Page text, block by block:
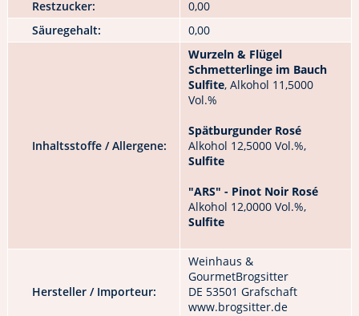
Restzucker:
0,00
Säuregehalt:
0,00
Inhaltsstoffe / Allergene:
Wurzeln & Flügel
Schmetterlinge im Bauch
Sulfite, Alkohol 11,5000
Vol.%
Spätburgunder Rosé
Alkohol 12,5000 Vol.%,
Sulfite
"ARS" - Pinot Noir Rosé
Alkohol 12,0000 Vol.%,
Sulfite
Hersteller / Importeur:
Weinhaus &
GourmetBrogsitter
DE 53501 Grafschaft
www.brogsitter.de